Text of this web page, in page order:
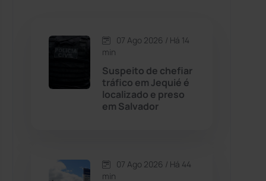
Caetité (1504)
(157)
Cândido Sales
Carinhanha (299)
07 Ago 2026 / Há 14
min
Suspeito de chefiar
tráfico em Jequié é
localizado e preso
em Salvador
07 Ago 2026 / Há 44
min